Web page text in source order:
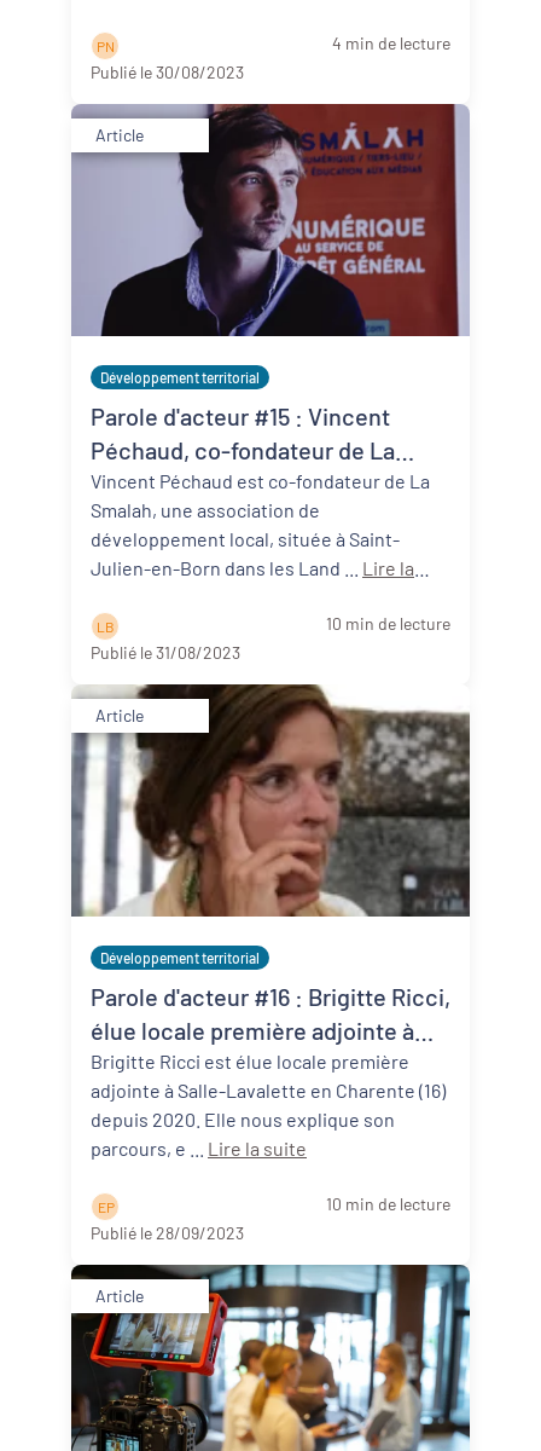
P N
4 min de lecture
Publié le 30/08/2023
Article
Développement territorial
Parole d'acteur #15 : Vincent
Péchaud, co-fondateur de La
Smalah (40)
Vincent Péchaud est co-fondateur de La
Smalah, une association de
développement local, située à Saint-
Lire la
L B
10 min de lecture
Publié le 31/08/2023
Article
Développement territorial
Parole d'acteur #16 : Brigitte Ricci,
élue locale première adjointe à
Salles-Lavalette (16)
Brigitte Ricci est élue locale première
adjointe à Salle-Lavalette en Charente (16)
depuis 2020. Elle nous explique son
Lire la suite
E P
10 min de lecture
Publié le 28/09/2023
Article